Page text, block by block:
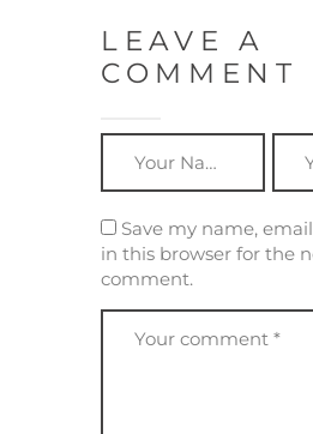
LEAVE A
COMMENT
Save my name,
in this browser for the
comment.